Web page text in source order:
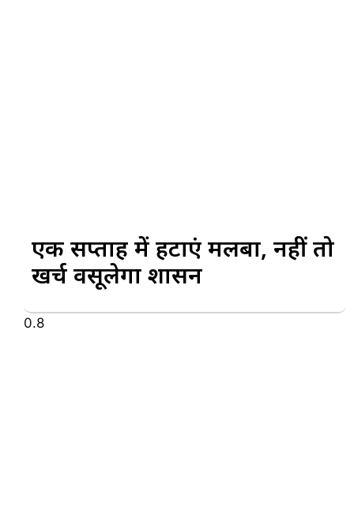
एक सप्ताह में हटाएं मलबा, नहीं तो
खर्च वसूलेगा प्रशासन